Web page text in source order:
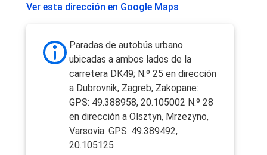
Ver esta dirección en Google Maps
Paradas de autobús urbano
ubicadas a ambos lados de la
carretera DK49; N.º 25 en dirección
a Dubrovnik, Zagreb, Zakopane:
GPS: 49.388958, 20.105002 N.º 28
en dirección a Olsztyn, Mrzeżyno,
Varsovia: GPS: 49.389492,
20.105125